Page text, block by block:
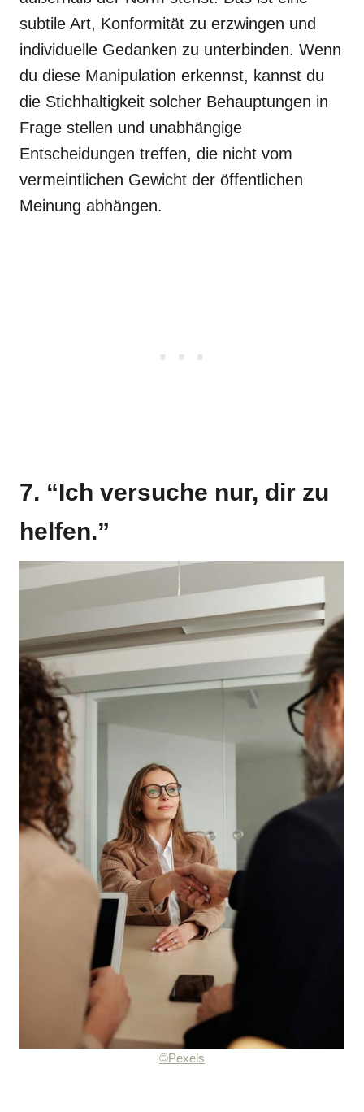
subtile Art, Konformität zu erzwingen und
individuelle Gedanken zu unterbinden. Wenn
du diese Manipulation erkennst, kannst du
die Stichhaltigkeit solcher Behauptungen in
Frage stellen und unabhängige
Entscheidungen treffen, die nicht vom
vermeintlichen Gewicht der öffentlichen
Meinung abhängen.
7. “Ich versuche nur, dir zu
helfen.”
©Pexels